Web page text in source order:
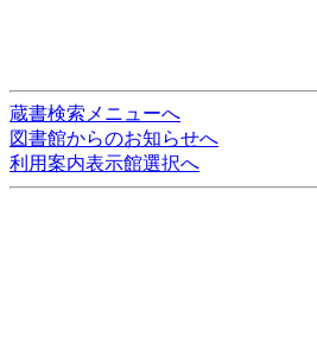
蔵書検索メニューへ
図書館からのお知らせへ
利用案内表示館選択へ